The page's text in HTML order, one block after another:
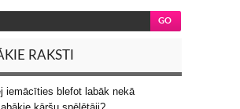
RAKSTI
iemācīties blefot labāk nekā